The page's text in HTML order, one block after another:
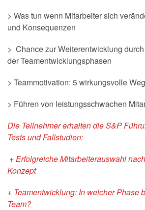
> Was tun wenn Mitarbeiter sich
und Konsequenzen
> Chance zur Weiterentwicklung
der Teamentwicklungsphasen
> Teammotivation: 5 wirkungsvolle
> Führen von leistungsschwachen
Die Teilnehmer erhalten dieS&P
TestsundFallstudien:
+ Erfolgreiche Mitarbeiterauswahl
Konzept
+ Teamentwicklung: In welcher Phase
Team?